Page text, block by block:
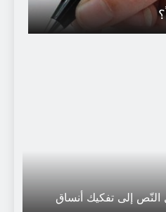
النّص إلى تفكيك أنساق